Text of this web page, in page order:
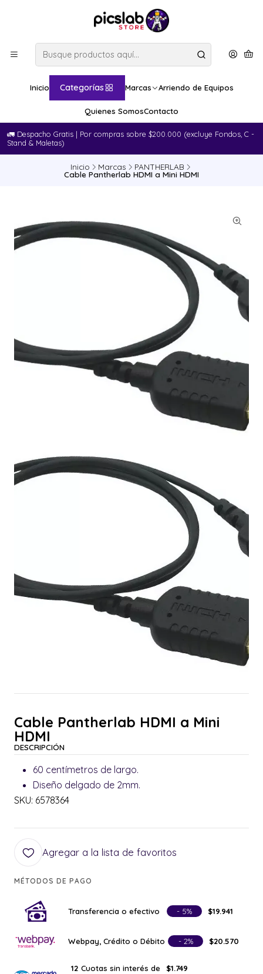
Inicio Categorías Marcas Arriendo de Equipos
Quienes SomosContacto
🚛​ Despacho Gratis | Por compras sobre $200.000 (excluye Fondos, C -
Stand & Maletas)
Inicio Marcas PANTHERLAB
Cable Pantherlab HDMI a Mini HDMI
Cable Pantherlab HDMI a Mini
HDMI
DESCRIPCIÓN
60 centímetros de largo.
Diseño delgado de 2mm.
SKU: 6578364
Agregar a la lista de favoritos
MÉTODOS DE PAGO
Transferencia o efectivo - 5% $19.941
Webpay, Crédito o Débito - 2% $20.570
12 Cuotas sin interés de
$1.749